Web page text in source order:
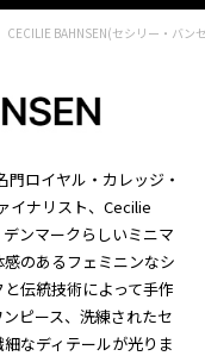
CECILIE BAHNSEN(セシリー・バン
ロイヤル・カレッジ・
イナリスト、Cecilie
ンマークらしいミニマ
のあるフェミニンなシ
伝統技術によって手作
ピース、洗練されたセ
なディテールが光りま